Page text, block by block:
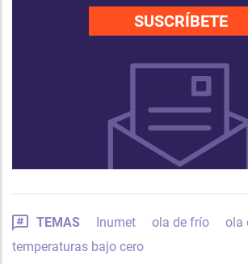
SUSCRÍBETE
TEMAS Inumet ola de frío
ola
temperaturas bajo cero